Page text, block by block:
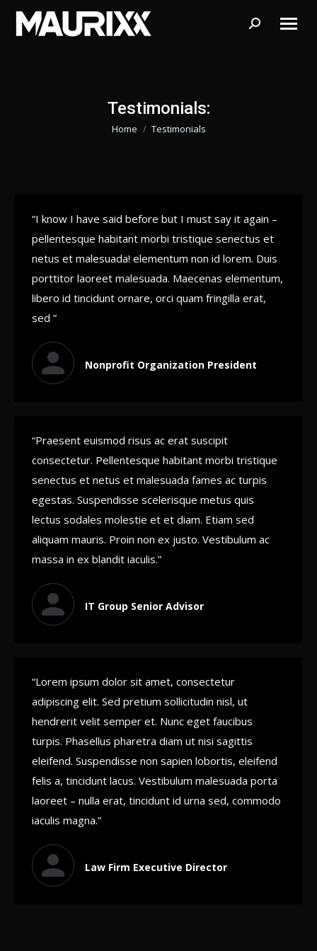
Search:
Testimonials:
Je bent hier:
Home Testimonials
“I know I have said before but I must say it again –
pellentesque habitant morbi tristique senectus et
netus et malesuada! elementum non id lorem. Duis
porttitor laoreet malesuada. Maecenas elementum,
libero id tincidunt ornare, orci quam fringilla erat,
sed ”
Nonprofit Organization President
“Praesent euismod risus ac erat suscipit
consectetur. Pellentesque habitant morbi tristique
senectus et netus et malesuada fames ac turpis
egestas. Suspendisse scelerisque metus quis
lectus sodales molestie et et diam. Etiam sed
aliquam mauris. Proin non ex justo. Vestibulum ac
massa in ex blandit iaculis.”
IT Group Senior Advisor
“Lorem ipsum dolor sit amet, consectetur
adipiscing elit. Sed pretium sollicitudin nisl, ut
hendrerit velit semper et. Nunc eget faucibus
turpis. Phasellus pharetra diam ut nisi sagittis
eleifend. Suspendisse non sapien lobortis, eleifend
felis a, tincidunt lacus. Vestibulum malesuada porta
laoreet – nulla erat, tincidunt id urna sed, commodo
iaculis magna.”
Law Firm Executive Director